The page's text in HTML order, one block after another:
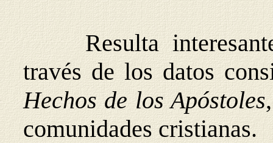
Resulta
través de los datos
Hechos de los Apóstoles
comunidades cristianas.